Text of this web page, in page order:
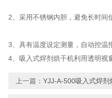
2、采用不锈钢内胆，避免长时间
3、具有温度设定测量，自动控温
4、吸入式焊剂烘干机利用透明视
上一篇： YJJ-A-500吸入式焊剂